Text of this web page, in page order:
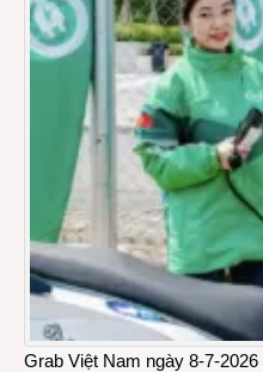
Grab Việt Nam ngày 8-7-